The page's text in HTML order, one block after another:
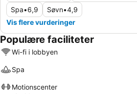
Spa•6,9 Søvn•4,9
Vis flere vurderinger
Populære faciliteter
Wi-fi i lobbyen
Spa
Motionscenter